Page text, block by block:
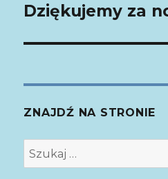
Następny
Dziękujemy za
ZNAJDŹ NA STRONIE
Szukaj: